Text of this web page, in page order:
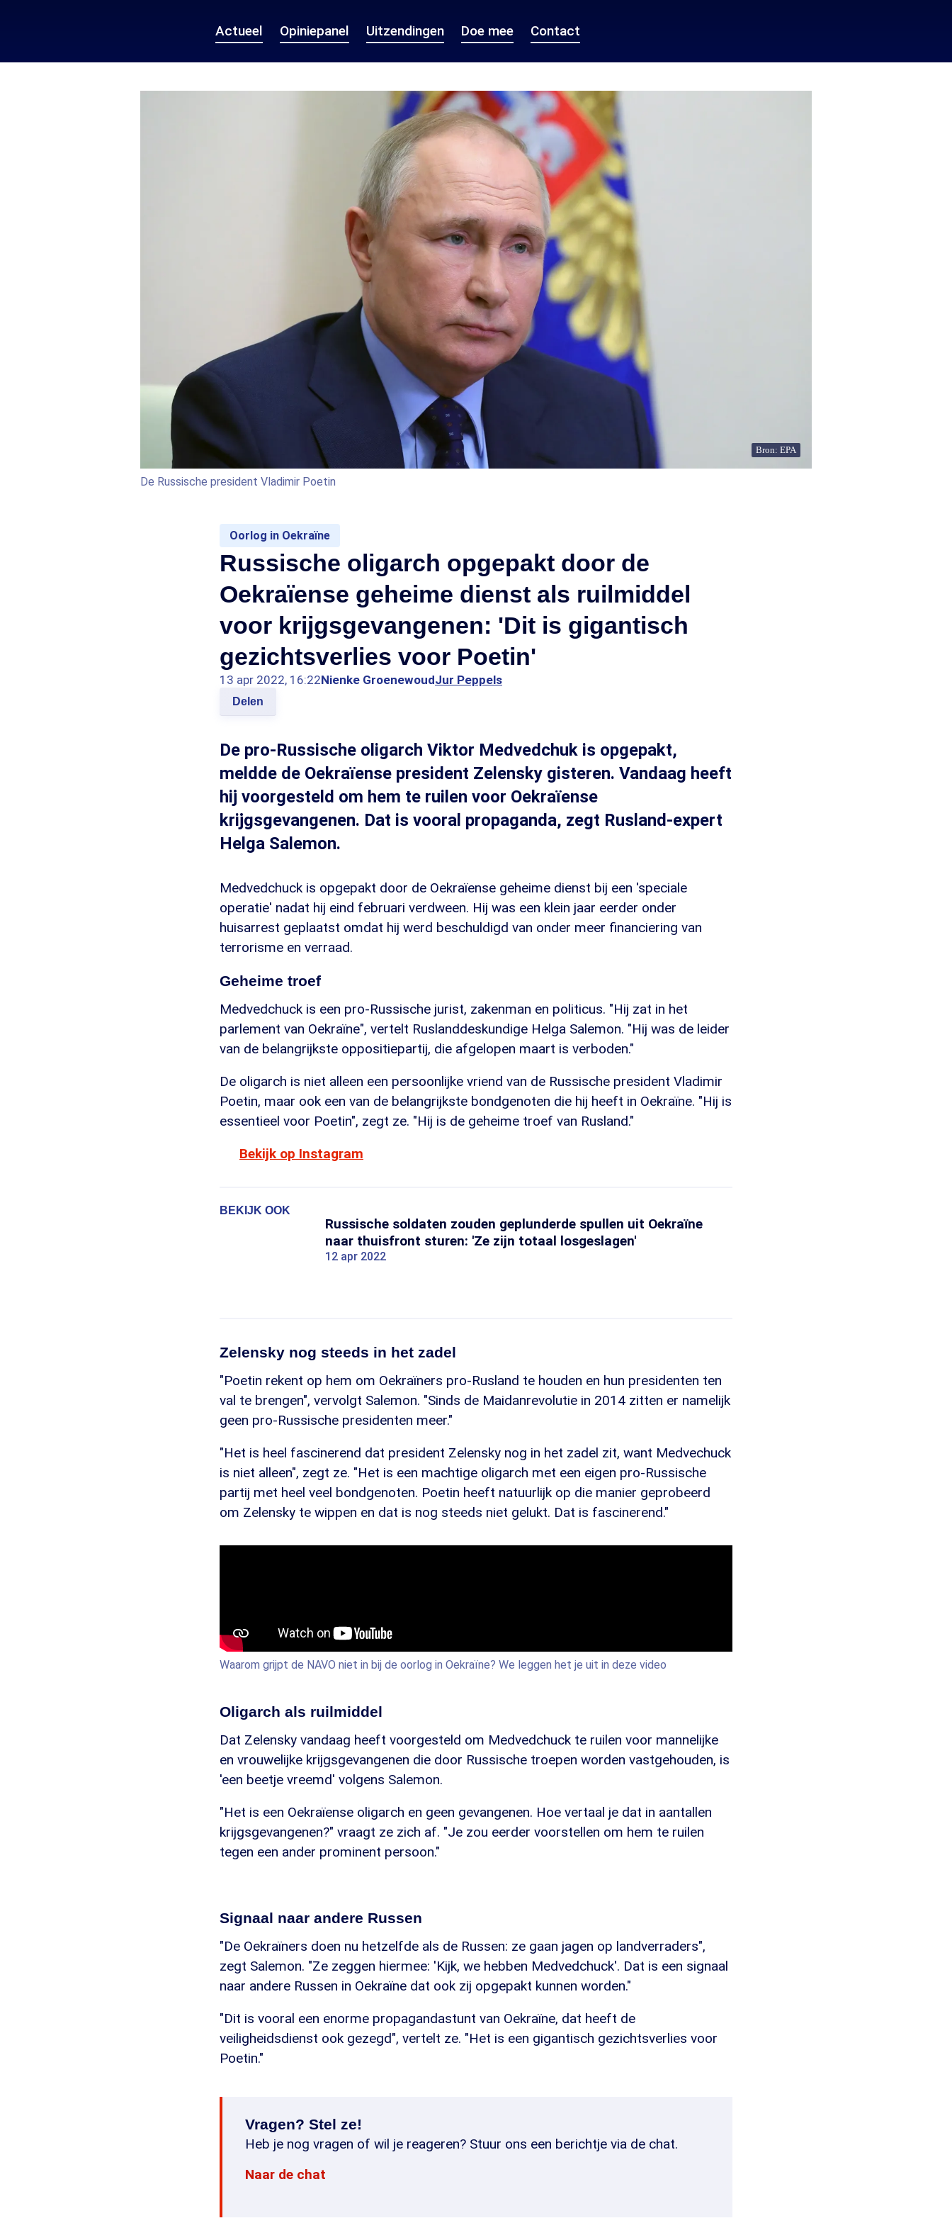
Actueel Opiniepanel Uitzendingen Doe mee Contact
Bron: EPA
De Russische president Vladimir Poetin
Oorlog in Oekraïne
Russische oligarch opgepakt door de
Oekraïense geheime dienst als ruilmiddel
voor krijgsgevangenen: 'Dit is gigantisch
gezichtsverlies voor Poetin'
13 apr 2022, 16:22Nienke GroenewoudJur Peppels
Delen
De pro-Russische oligarch Viktor Medvedchuk is opgepakt,
meldde de Oekraïense president Zelensky gisteren. Vandaag heeft
hij voorgesteld om hem te ruilen voor Oekraïense
krijgsgevangenen. Dat is vooral propaganda, zegt Rusland-expert
Helga Salemon.
Medvedchuck is opgepakt door de Oekraïense geheime dienst bij een 'speciale
operatie' nadat hij eind februari verdween. Hij was een klein jaar eerder onder
huisarrest geplaatst omdat hij werd beschuldigd van onder meer financiering van
terrorisme en verraad.
Geheime troef
Medvedchuck is een pro-Russische jurist, zakenman en politicus. "Hij zat in het
parlement van Oekraïne", vertelt Ruslanddeskundige Helga Salemon. "Hij was de leider
van de belangrijkste oppositiepartij, die afgelopen maart is verboden."
De oligarch is niet alleen een persoonlijke vriend van de Russische president Vladimir
Poetin, maar ook een van de belangrijkste bondgenoten die hij heeft in Oekraïne. "Hij is
essentieel voor Poetin", zegt ze. "Hij is de geheime troef van Rusland."
Bekijk op Instagram
BEKIJK OOK
Russische soldaten zouden geplunderde spullen uit Oekraïne
naar thuisfront sturen: 'Ze zijn totaal losgeslagen'
12 apr 2022
Zelensky nog steeds in het zadel
"Poetin rekent op hem om Oekraïners pro-Rusland te houden en hun presidenten ten
val te brengen", vervolgt Salemon. "Sinds de Maidanrevolutie in 2014 zitten er namelijk
geen pro-Russische presidenten meer."
"Het is heel fascinerend dat president Zelensky nog in het zadel zit, want Medvechuck
is niet alleen", zegt ze. "Het is een machtige oligarch met een eigen pro-Russische
partij met heel veel bondgenoten. Poetin heeft natuurlijk op die manier geprobeerd
om Zelensky te wippen en dat is nog steeds niet gelukt. Dat is fascinerend."
Waarom grijpt de NAVO niet in bij de oorlog in Oekraïne? We leggen het je uit in deze video
Oligarch als ruilmiddel
Dat Zelensky vandaag heeft voorgesteld om Medvedchuck te ruilen voor mannelijke
en vrouwelijke krijgsgevangenen die door Russische troepen worden vastgehouden, is
'een beetje vreemd' volgens Salemon.
"Het is een Oekraïense oligarch en geen gevangenen. Hoe vertaal je dat in aantallen
krijgsgevangenen?" vraagt ze zich af. "Je zou eerder voorstellen om hem te ruilen
tegen een ander prominent persoon."
Signaal naar andere Russen
"De Oekraïners doen nu hetzelfde als de Russen: ze gaan jagen op landverraders",
zegt Salemon. "Ze zeggen hiermee: 'Kijk, we hebben Medvedchuck'. Dat is een signaal
naar andere Russen in Oekraïne dat ook zij opgepakt kunnen worden."
"Dit is vooral een enorme propagandastunt van Oekraïne, dat heeft de
veiligheidsdienst ook gezegd", vertelt ze. "Het is een gigantisch gezichtsverlies voor
Poetin."
Vragen? Stel ze!
Heb je nog vragen of wil je reageren? Stuur ons een berichtje via de chat.
Naar de chat